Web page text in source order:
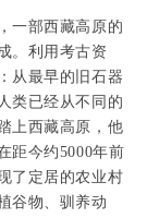
部西藏高原的
。利用考古资
从最早的旧石器
类已经从不同的
上西藏高原，他
距今约5000年前
了定居的农业村
谷物、驯养动